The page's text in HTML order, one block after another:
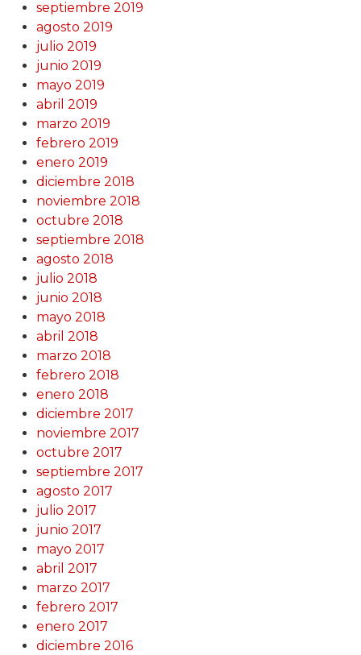
septiembre 2019
agosto 2019
julio 2019
junio 2019
mayo 2019
abril 2019
marzo 2019
febrero 2019
enero 2019
diciembre 2018
noviembre 2018
octubre 2018
septiembre 2018
agosto 2018
julio 2018
junio 2018
mayo 2018
abril 2018
marzo 2018
febrero 2018
enero 2018
diciembre 2017
noviembre 2017
octubre 2017
septiembre 2017
agosto 2017
julio 2017
junio 2017
mayo 2017
abril 2017
marzo 2017
febrero 2017
enero 2017
diciembre 2016